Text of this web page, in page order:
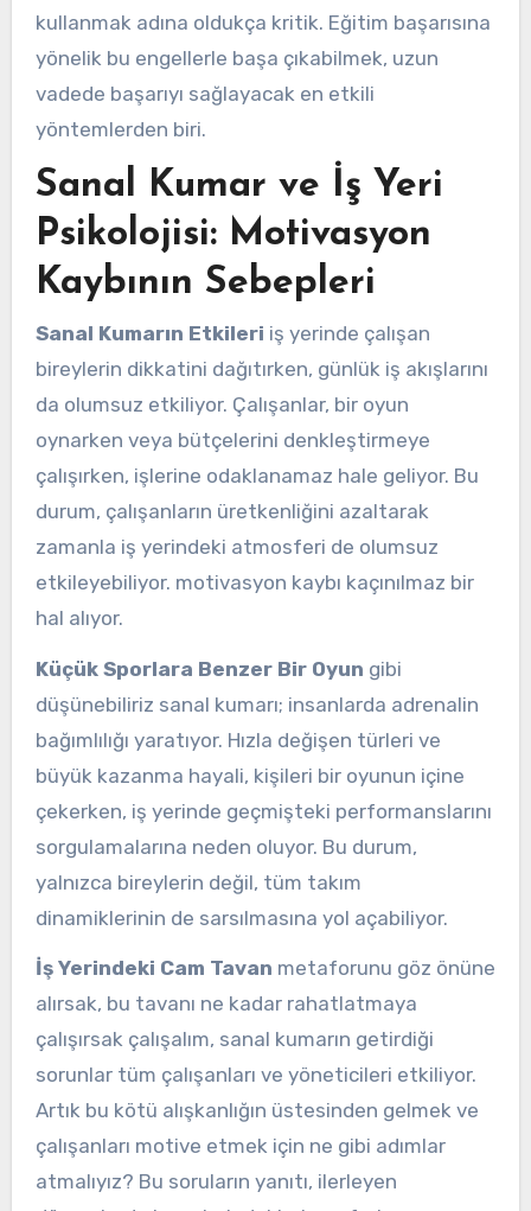
kullanmak adına oldukça kritik. Eğitim başarısına
yönelik bu engellerle başa çıkabilmek, uzun
vadede başarıyı sağlayacak en etkili
yöntemlerden biri.
Sanal Kumar ve İş Yeri
Psikolojisi: Motivasyon
Kaybının Sebepleri
Sanal Kumarın Etkileri iş yerinde çalışan
bireylerin dikkatini dağıtırken, günlük iş akışlarını
da olumsuz etkiliyor. Çalışanlar, bir oyun
oynarken veya bütçelerini denkleştirmeye
çalışırken, işlerine odaklanamaz hale geliyor. Bu
durum, çalışanların üretkenliğini azaltarak
zamanla iş yerindeki atmosferi de olumsuz
etkileyebiliyor. motivasyon kaybı kaçınılmaz bir
hal alıyor.
Küçük Sporlara Benzer Bir Oyun gibi
düşünebiliriz sanal kumarı; insanlarda adrenalin
bağımlılığı yaratıyor. Hızla değişen türleri ve
büyük kazanma hayali, kişileri bir oyunun içine
çekerken, iş yerinde geçmişteki performanslarını
sorgulamalarına neden oluyor. Bu durum,
yalnızca bireylerin değil, tüm takım
dinamiklerinin de sarsılmasına yol açabiliyor.
İş Yerindeki Cam Tavan metaforunu göz önüne
alırsak, bu tavanı ne kadar rahatlatmaya
çalışırsak çalışalım, sanal kumarın getirdiği
sorunlar tüm çalışanları ve yöneticileri etkiliyor.
Artık bu kötü alışkanlığın üstesinden gelmek ve
çalışanları motive etmek için ne gibi adımlar
atmalıyız? Bu soruların yanıtı, ilerleyen